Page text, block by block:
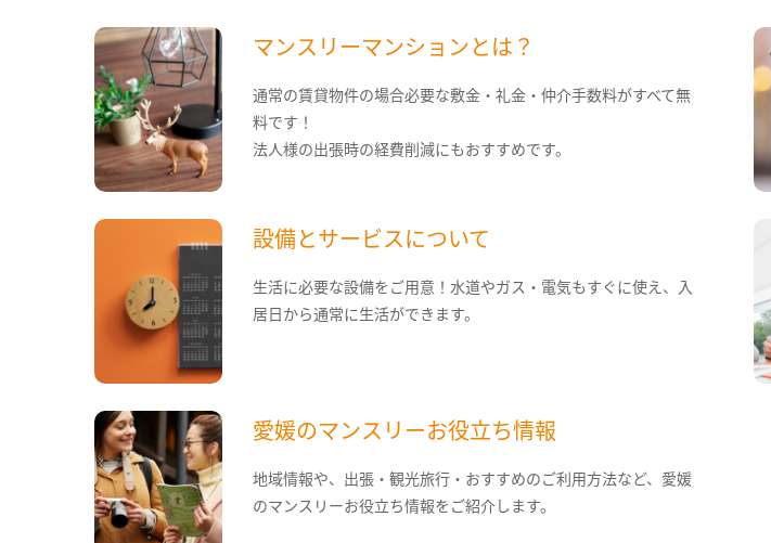
マンスリーマンションとは？
通常の賃貸物件の場合必要な敷金・礼金・仲介手数料がすべて無
料です！
法人様の出張時の経費削減にもおすすめです。
設備とサービスについて
生活に必要な設備をご用意！水道やガス・電気もすぐに使え、入
居日から通常に生活ができます。
愛媛のマンスリーお役立ち情報
地域情報や、出張・観光旅行・おすすめのご利用方法など、愛媛
のマンスリーお役立ち情報をご紹介します。